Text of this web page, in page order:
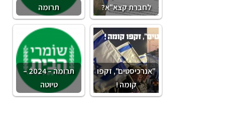
תרומה
לחברת קצא"א?
תרומה – 2024 –
טיוטה
"אנרכיסטים", זקפו
קומה !